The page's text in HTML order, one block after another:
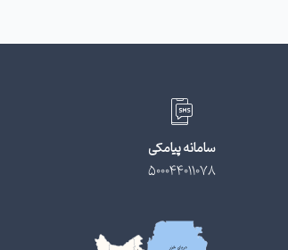
سامانه پیامکی
500044011078